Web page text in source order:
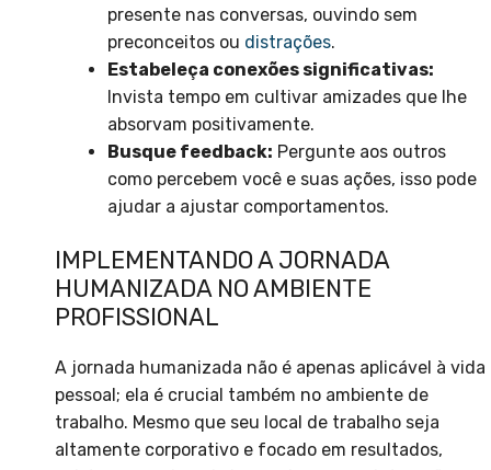
presente nas conversas, ouvindo sem
preconceitos ou distrações.
Estabeleça conexões significativas:
Invista tempo em cultivar amizades que lhe
absorvam positivamente.
Busque feedback: Pergunte aos outros
como percebem você e suas ações, isso pode
ajudar a ajustar comportamentos.
IMPLEMENTANDO A JORNADA
HUMANIZADA NO AMBIENTE
PROFISSIONAL
A jornada humanizada não é apenas aplicável à vida
pessoal; ela é crucial também no ambiente de
trabalho. Mesmo que seu local de trabalho seja
altamente corporativo e focado em resultados,